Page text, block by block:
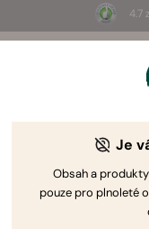
4.7
na
Co Jsou To
Důležité?
Je
Obsah a
pouze pro plnoleté